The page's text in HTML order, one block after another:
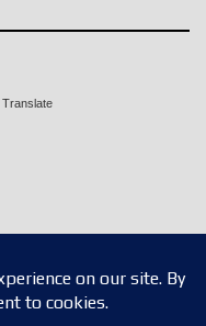
Translate